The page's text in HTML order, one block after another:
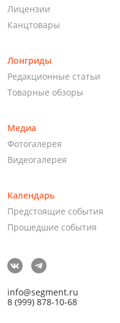
Лицензии
Канцтовары
Лонгриды
Редакционные статьи
Товарные обзоры
Медиа
Фотогалерея
Видеогалерея
Календарь
Предстоящие события
Прошедшие события
info@segment.ru
8 (999) 878-10-68